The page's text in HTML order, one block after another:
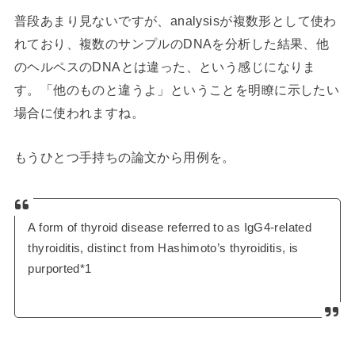
普段あまり見ないですが、analysisが複数形として使わ
れており、複数のサンプルのDNAを分析した結果、他
のヘルペスのDNAとは違った、という感じになりま
す。「他のものと違うよ」ということを明瞭に示したい
場合に使われますね。
もうひとつ手持ちの論文から用例を。
A form of thyroid disease referred to as IgG4-related
thyroiditis, distinct from Hashimoto’s thyroiditis, is
purported*1